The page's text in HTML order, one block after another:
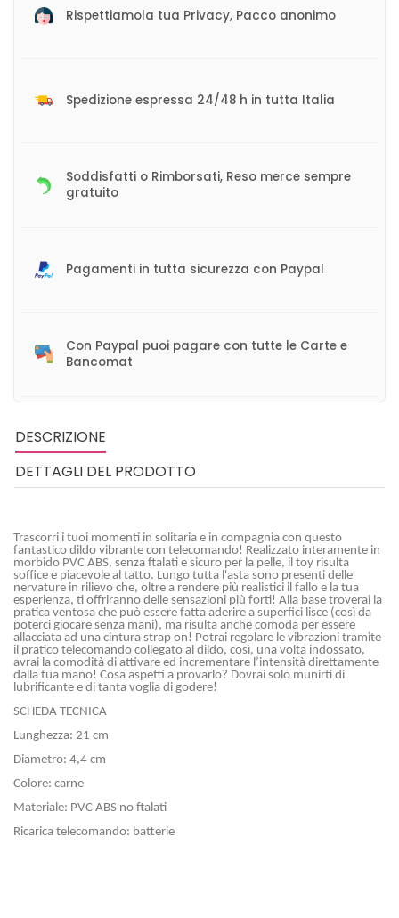
Rispettiamola tua Privacy, Pacco anonimo
Spedizione espressa 24/48 h in tutta Italia
Soddisfatti o Rimborsati, Reso merce sempre
gratuito
Pagamenti in tutta sicurezza con Paypal
Con Paypal puoi pagare con tutte le Carte e
Bancomat
DESCRIZIONE
DETTAGLI DEL PRODOTTO
Trascorri i tuoi momenti in solitaria e in compagnia con questo
fantastico dildo vibrante con telecomando! Realizzato interamente in
morbido PVC ABS, senza ftalati e sicuro per la pelle, il toy risulta
soffice e piacevole al tatto. Lungo tutta l'asta sono presenti delle
nervature in rilievo che, oltre a rendere più realistici il fallo e la tua
esperienza, ti offriranno delle sensazioni più forti! Alla base troverai la
pratica ventosa che può essere fatta aderire a superfici lisce (così da
poterci giocare senza mani), ma risulta anche comoda per essere
allacciata ad una cintura strap on! Potrai regolare le vibrazioni tramite
il pratico telecomando collegato al dildo, così, una volta indossato,
avrai la comodità di attivare ed incrementare l’intensità direttamente
dalla tua mano! Cosa aspetti a provarlo? Dovrai solo munirti di
lubrificante e di tanta voglia di godere!
SCHEDA TECNICA
Lunghezza: 21 cm
Diametro: 4,4 cm
Colore: carne
Materiale: PVC ABS no ftalati
Ricarica telecomando: batterie